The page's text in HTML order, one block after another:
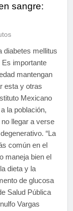
sangre:
diabetes mellitus
Es importante
mantengan
esta y otras
Mexicano
la población,
llegar a verse
“La
común en el
maneja bien el
dieta y la
de glucosa
Salud Pública
Vargas